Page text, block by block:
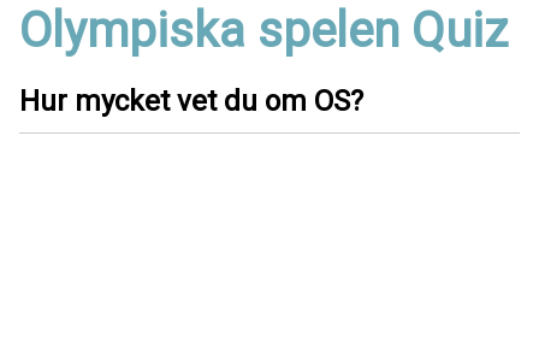
Olympiska spelen Quiz
Hur mycket vet du om OS?